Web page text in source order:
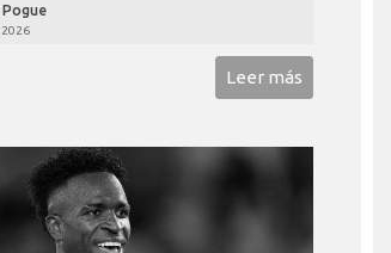
Leer más